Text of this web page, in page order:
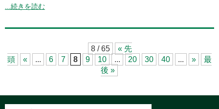
...続きを読む
8 / 65
« 先
頭
« ... 6 7 8 9 10 ... 20 30 40 ... »
最
後 »